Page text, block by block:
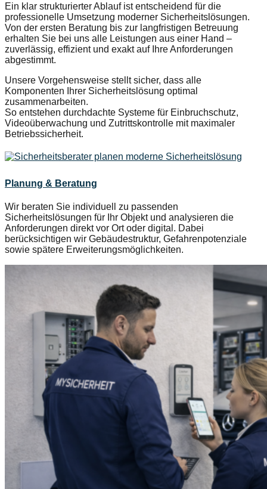
Ein klar strukturierter Ablauf ist entscheidend für die
professionelle Umsetzung moderner Sicherheitslösungen.
Von der ersten Beratung bis zur langfristigen Betreuung
erhalten Sie bei uns alle Leistungen aus einer Hand –
zuverlässig, effizient und exakt auf Ihre Anforderungen
abgestimmt.
Unsere Vorgehensweise stellt sicher, dass alle
Komponenten Ihrer Sicherheitslösung optimal
zusammenarbeiten.
So entstehen durchdachte Systeme für Einbruchschutz,
Videoüberwachung und Zutrittskontrolle mit maximaler
Betriebssicherheit.
Planung & Beratung
Wir beraten Sie individuell zu passenden
Sicherheitslösungen für Ihr Objekt und analysieren die
Anforderungen direkt vor Ort oder digital. Dabei
berücksichtigen wir Gebäudestruktur, Gefahrenpotenziale
sowie spätere Erweiterungsmöglichkeiten.